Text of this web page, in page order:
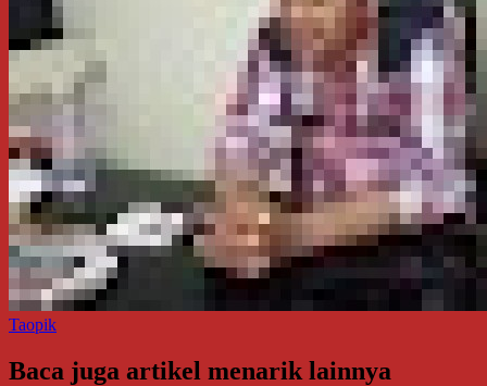
Taopik
Baca juga artikel menarik lainnya